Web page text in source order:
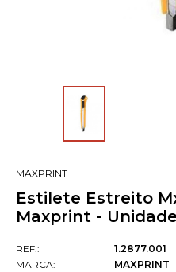
MAXPRINT
Estilete Estreito
Maxprint - Unidade
REF.:
MARCA:
1.2877.001
MAXPRINT